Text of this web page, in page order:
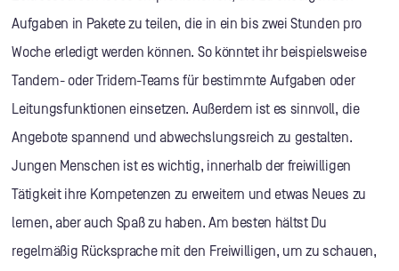
Aufgaben in Pakete zu teilen, die in ein bis zwei Stunden pro
Woche erledigt werden können. So könntet ihr beispielsweise
Tandem- oder Tridem-Teams für bestimmte Aufgaben oder
Leitungsfunktionen einsetzen. Außerdem ist es sinnvoll, die
Angebote spannend und abwechslungsreich zu gestalten.
Jungen Menschen ist es wichtig, innerhalb der freiwilligen
Tätigkeit ihre Kompetenzen zu erweitern und etwas Neues zu
lernen, aber auch Spaß zu haben. Am besten hältst Du
regelmäßig Rücksprache mit den Freiwilligen, um zu schauen,